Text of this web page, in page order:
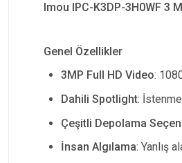
Imou IPC-K3DP-3H0WF 3
Genel Özellikler
3MP Full HD Video:
Dahili Spotlight:
Çeşitli Depolama
İnsan Algılama: Yanlış